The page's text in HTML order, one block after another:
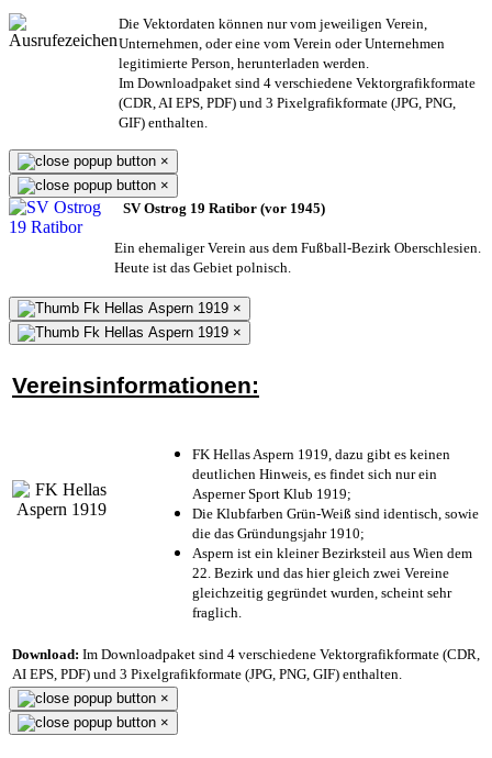
Die Vektordaten können nur vom jeweiligen Verein,
Unternehmen, oder eine vom Verein oder Unternehmen
legitimierte Person, herunterladen werden.
Im Downloadpaket sind 4 verschiedene Vektorgrafikformate
(CDR, AI EPS, PDF) und 3 Pixelgrafikformate (JPG, PNG,
GIF) enthalten.
×
×
SV Ostrog 19 Ratibor (vor 1945)
Ein ehemaliger Verein aus dem Fußball-Bezirk Oberschlesien.
Heute ist das Gebiet polnisch.
×
×
Vereinsinformationen:
FK Hellas Aspern 1919, dazu gibt es keinen
deutlichen Hinweis, es findet sich nur ein
Asperner Sport Klub 1919;
Die Klubfarben Grün-Weiß sind identisch, sowie
die das Gründungsjahr 1910;
Aspern ist ein kleiner Bezirksteil aus Wien dem
22. Bezirk und das hier gleich zwei Vereine
gleichzeitig gegründet wurden, scheint sehr
fraglich.
Download: Im Downloadpaket sind 4 verschiedene Vektorgrafikformate (CDR,
AI EPS, PDF) und 3 Pixelgrafikformate (JPG, PNG, GIF) enthalten.
×
×